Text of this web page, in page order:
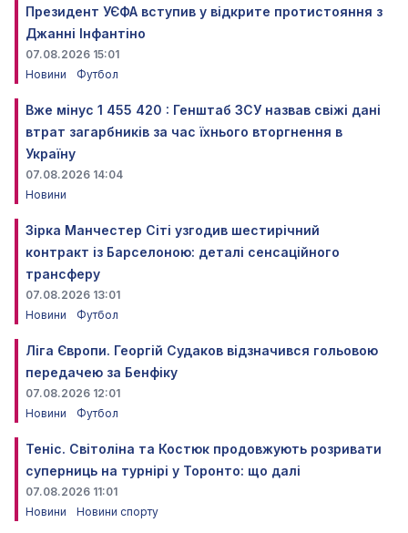
Президент УЄФА вступив у відкрите протистояння з
Джанні Інфантіно
07.08.2026 15:01
Новини
Футбол
Вже мінус 1 455 420 : Генштаб ЗСУ назвав свіжі дані
втрат загарбників за час їхнього вторгнення в
Україну
07.08.2026 14:04
Новини
Зірка Манчестер Сіті узгодив шестирічний
контракт із Барселоною: деталі сенсаційного
трансферу
07.08.2026 13:01
Новини
Футбол
Ліга Європи. Георгій Судаков відзначився гольовою
передачею за Бенфіку
07.08.2026 12:01
Новини
Футбол
Теніс. Світоліна та Костюк продовжують розривати
суперниць на турнірі у Торонто: що далі
07.08.2026 11:01
Новини
Новини спорту